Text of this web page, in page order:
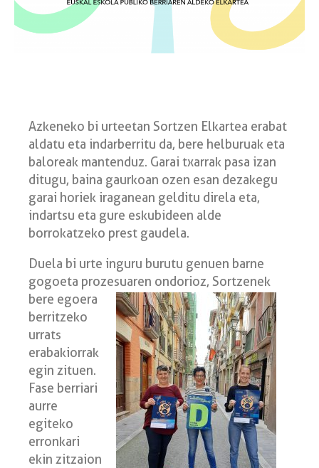
Azkeneko bi urteetan Sortzen Elkartea erabat
aldatu eta indarberritu da, bere helburuak eta
baloreak mantenduz. Garai txarrak pasa izan
ditugu, baina gaurkoan ozen esan dezakegu
garai horiek iraganean gelditu direla eta,
indartsu eta gure eskubideen alde
borrokatzeko prest gaudela.
Duela bi urte inguru burutu genuen barne
gogoeta prozesuaren ondorioz, Sortzenek
bere egoera
berritzeko
urrats
erabakiorrak
egin zituen.
Fase berriari
aurre
egiteko
erronkari
ekin zitzaion